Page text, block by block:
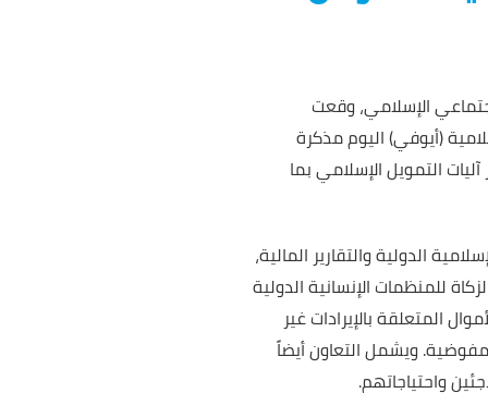
الإسلامي، وقعت
(أيوفي) اليوم مذكرة
التمويل الإسلامي بما
الدولية والتقارير المالية،
للمنظمات الإنسانية الدولية
المتعلقة بالإيرادات غير
ويشمل التعاون أيضاً
واحتياجاتهم.